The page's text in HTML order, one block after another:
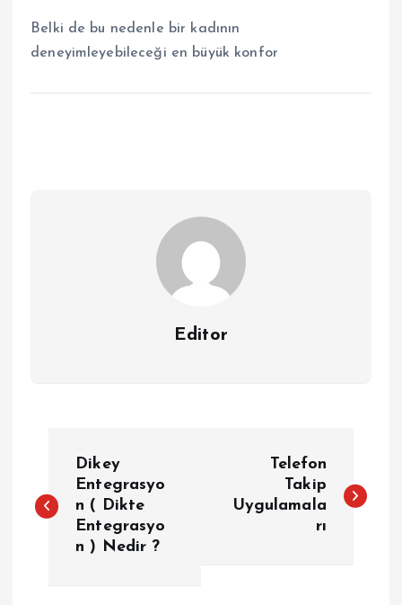
Belki de bu nedenle bir kadının
deneyimleyebileceği en büyük konfor
Editor
a
Dikey
Entegrasyo
n ( Dikte
Entegrasyo
n ) Nedir ?
Telefon
Takip
Uygulamala
rı